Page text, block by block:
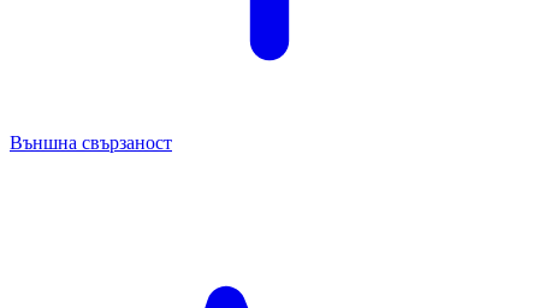
Външна свързаност